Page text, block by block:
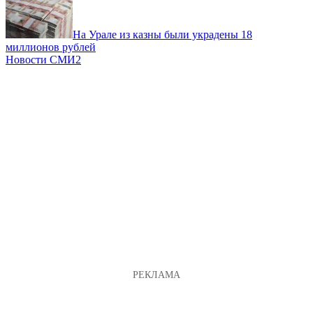
На Урале из казны были украдены 18
миллионов рублей
Новости СМИ2